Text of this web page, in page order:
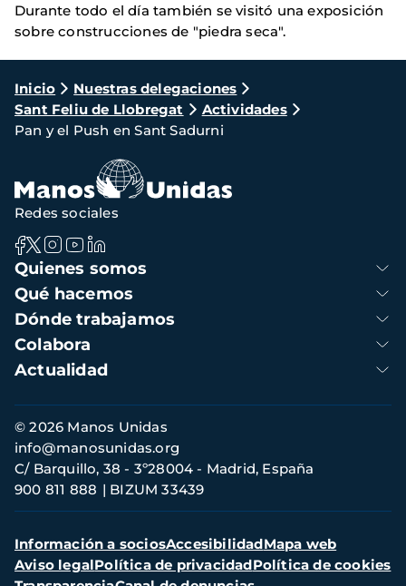
Durante todo el día también se visitó una exposición
sobre construcciones de "piedra seca".
Ruta
de
navegación
Inicio
Nuestras delegaciones
Sant Feliu de Llobregat
Actividades
Pan y el Push en Sant Sadurni
Navegación
principal
Quienes somos
Qué hacemos
Dónde trabajamos
Colabora
Actualidad
Redes sociales
Información
de
contacto
© 2026 Manos Unidas
C/ Barquillo, 38 - 3º28004 - Madrid, España
900 811 888
BIZUM 33439
info@manosunidas.org
Menú
secundario
Información a sociosAccesibilidadMapa web
Aviso legalPolítica de privacidadPolítica de cookies